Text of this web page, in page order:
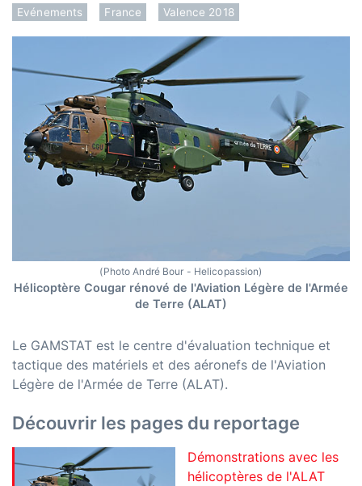
Evénements France Valence 2018
(Photo André Bour - Helicopassion)
Hélicoptère Cougar rénové de l'Aviation Légère de l'Armée
de Terre (ALAT)
Le GAMSTAT est le centre d'évaluation technique et
tactique des matériels et des aéronefs de l'Aviation
Légère de l'Armée de Terre (ALAT).
Découvrir les pages du reportage
Démonstrations avec les
hélicoptères de l'ALAT